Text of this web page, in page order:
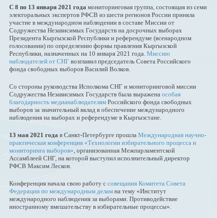
С 8 по 13 января 2021 года мониторинговая группа, состоящая из семи
электоральных экспертов РФСВ из шести регионов России приняла
участие в международном наблюдении в составе Миссии от
Содружества Независимых Государств на досрочных выборах
Президента Кыргызской Республики и референдуме (всенародном
голосовании) по определению формы правления Кыргызской
Республики, назначенных на 10 января 2021 года. Миссию
наблюдателей от СНГ возглавил председатель Совета Российского
фонда свободных выборов Василий Волков.
Со стороны руководства Исполкома СНГ и мониторинговой миссии
Содружества Независимых Государств была выражена особая
благодарность медианаблюдателям Российского фонда свободных
выборов за значительный вклад в обеспечение международного
наблюдения на выборах и референдуме в Кыргызстане.
13 мая 2021 года в Санкт-Петербурге прошла Международная научно-
практическая конференция «Технологии избирательного процесса и
мониторинга выборов», организованная Межпарламентской
Ассамблеей СНГ, на которой выступил исполнительный директор
РФСВ Максим Лесков.
Конференция начала свою работу с совещания Комитета Совета
Федерации по международным делам на тему «Институт
международного наблюдения за выборами. Противодействие
иностранному вмешательству в избирательные процессы».